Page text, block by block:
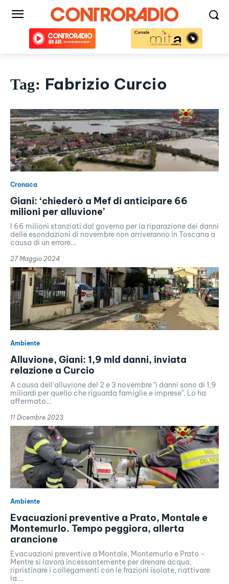
Tag: Fabrizio Curcio
Cronaca
Giani: ‘chiederò a Mef di anticipare 66
milioni per alluvione’
I 66 milioni stanziati dal governo per la riparazione dei danni
delle esondazioni di novembre non arriveranno in Toscana a
causa di un errore...
27 Maggio 2024
Ambiente
Alluvione, Giani: 1,9 mld danni, inviata
relazione a Curcio
A causa dell'alluvione del 2 e 3 novembre "i danni sono di 1,9
miliardi per quello che riguarda famiglie e imprese". Lo ha
affermato...
11 Dicembre 2023
Ambiente
Evacuazioni preventive a Prato, Montale e
Montemurlo. Tempo peggiora, allerta
arancione
Evacuazioni preventive a Montale, Montemurlo e Prato -
Mentre si lavora incessantemente per drenare acqua,
ripristinare i collegamenti con le frazioni isolate, riattivare
la...